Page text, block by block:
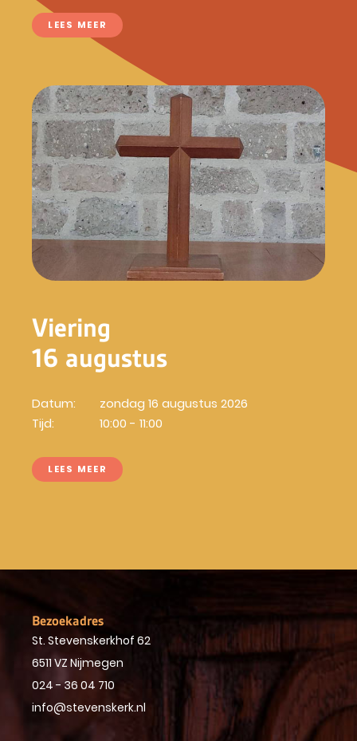
LEES MEER
Viering
16 augustus
Datum:
Tijd:
zondag 16 augustus 2026
10:00 - 11:00
LEES MEER
Bezoekadres
St. Stevenskerkhof 62
6511 VZ Nijmegen
024 - 36 04 710
info@stevenskerk.nl